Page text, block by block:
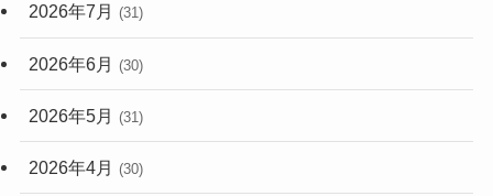
2026年7月 (31)
2026年6月 (30)
2026年5月 (31)
2026年4月 (30)